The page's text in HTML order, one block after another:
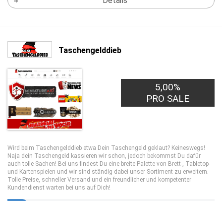
Taschengelddieb
5,00%
PRO SALE
Wird beim Taschengelddieb etwa Dein Taschengeld geklaut? Keineswegs!
Naja dein Taschengeld kassieren wir schon, jedoch bekommst Du dafür
auch tolle Sachen! Bei uns findest Du eine breite Palette von Brett-, Tabletop-
und Kartenspielen und wir sind ständig dabei unser Sortiment zu erweitern.
Tolle Preise, schneller Versand und ein freundlicher und kompetenter
Kundendienst warten bei uns auf Dich!